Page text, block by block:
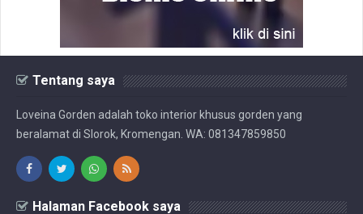
Tentang saya
Loveina Gorden adalah toko interior khusus gorden yang
beralamat di Slorok, Kromengan. WA: 081347859850
Halaman Facebook saya